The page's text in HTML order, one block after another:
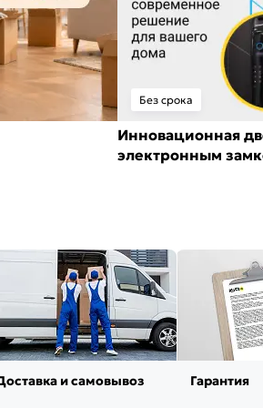
Без срока
Инновационная
электронным
и самовывоз Гарантия